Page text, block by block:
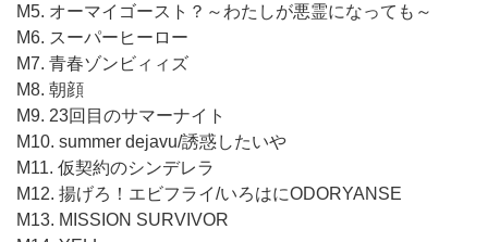
M5. オーマイゴースト？～わたしが悪霊になっても～
M6. スーパーヒーロー
M7. 青春ゾンビィィズ
M8. 朝顔
M9. 23回目のサマーナイト
M10. summer dejavu/誘惑したいや
M11. 仮契約のシンデレラ
M12. 揚げろ！エビフライ/いろはにODORYANSE
M13. MISSION SURVIVOR